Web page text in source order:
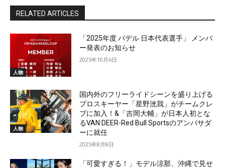
RELATED ARTICLES
人物
「2025年度 パデル 日本代表選手」 メンバ
ー発表のお知らせ
2025年10月6日
人物
国内外のフリーライドシーンを盛り上げる
プロスキーヤー「星野洸我」がチームクレ
ブに加入！&「吉岡大輔」が日本人初とな
るVAN DEER-Red Bull Sportsのアンバサダ
ーに就任
2025年8月8日
「可愛すぎる！」モデル涼那、沖縄で見せ